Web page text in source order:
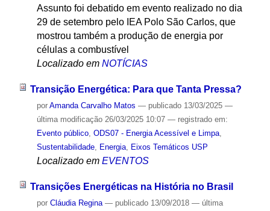
Assunto foi debatido em evento realizado no dia
29 de setembro pelo IEA Polo São Carlos, que
mostrou também a produção de energia por
células a combustível
Localizado em NOTÍCIAS
Transição Energética: Para que Tanta Pressa?
por Amanda Carvalho Matos — publicado13/03/2025 —
última modificação26/03/2025 10:07 — registrado em:
Evento público, ODS07 - Energia Acessível e Limpa,
Sustentabilidade, Energia, Eixos Temáticos USP
Localizado em EVENTOS
Transições Energéticas na História no Brasil
por Cláudia Regina — publicado13/09/2018 — última